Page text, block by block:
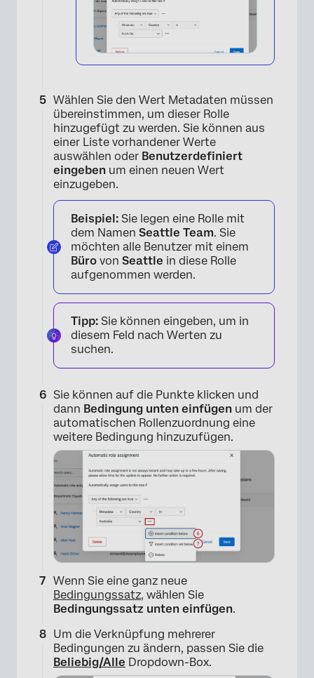
Wählen Sie den Wert Metadaten müssen
übereinstimmen, um dieser Rolle
hinzugefügt zu werden. Sie können aus
einer Liste vorhandener Werte
auswählen oder Benutzerdefiniert
eingeben um einen neuen Wert
einzugeben.
Beispiel: Sie legen eine Rolle mit
dem Namen Seattle Team. Sie
möchten alle Benutzer mit einem
Büro von Seattle in diese Rolle
aufgenommen werden.
Tipp: Sie können eingeben, um in
diesem Feld nach Werten zu
suchen.
Sie können auf die Punkte klicken und
dann Bedingung unten einfügen um der
automatischen Rollenzuordnung eine
weitere Bedingung hinzuzufügen.
Wenn Sie eine ganz neue
Bedingungssatz, wählen Sie
Bedingungssatz unten einfügen.
Um die Verknüpfung mehrerer
Bedingungen zu ändern, passen Sie die
Beliebig/Alle Dropdown-Box.